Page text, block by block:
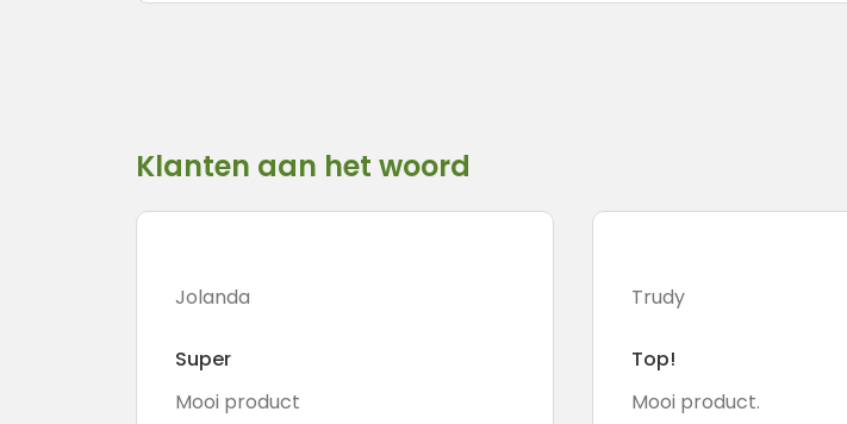
Klanten aan het woord
Jolanda
Super
Mooi product
Trudy
Top!
Mooi product.